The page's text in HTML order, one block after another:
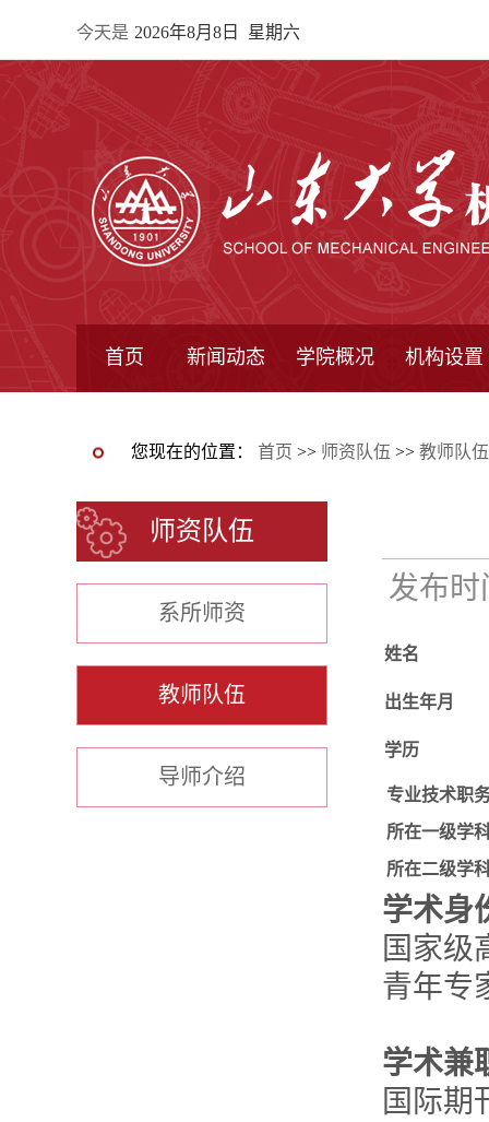
今天是 2026年8月8日 星期六
首页 新闻动态 学院概况 机构设置
您现在的位置： 首页 >> 师资队伍 >> 教师队伍
师资队伍
系所师资
教师队伍
导师介绍
发布
姓名
出生年月
学历
专业技术职
所在一级学
所在二级学
学术身
国家级
青年专
学术兼
国际期